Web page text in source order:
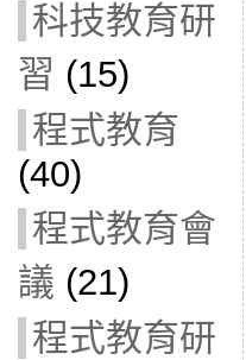
科技教育研
習 (15)
程式教育
(40)
程式教育會
議 (21)
程式教育研